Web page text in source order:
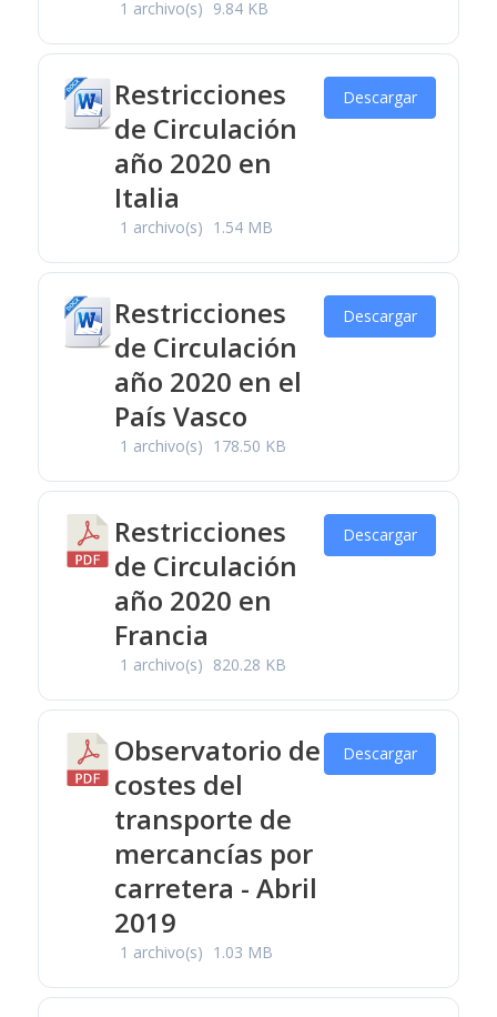
1 archivo(s) 9.84 KB
Restricciones
de Circulación
año 2020 en
Italia
1 archivo(s) 1.54 MB
Descargar
Restricciones
de Circulación
año 2020 en el
País Vasco
1 archivo(s) 178.50 KB
Descargar
Restricciones
de Circulación
año 2020 en
Francia
1 archivo(s) 820.28 KB
Descargar
Observatorio de
costes del
transporte de
mercancías por
carretera - Abril
2019
1 archivo(s) 1.03 MB
Descargar